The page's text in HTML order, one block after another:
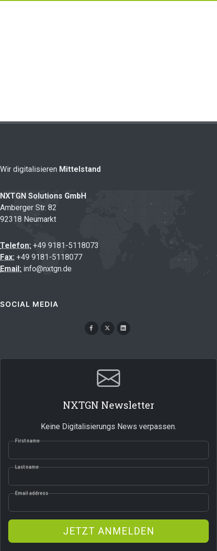
Wir digitalisieren Mittelstand
NXTGN Solutions GmbH
Amberger Str. 82
92318 Neumarkt
Telefon: +49 9181-5118073
Fax: +49 9181-5118077
Email: info@nxtgn.de
SOCIAL MEDIA
NXTGN Newsletter
Keine Digitalisierungs News verpassen.
First name
Last name
Email address
JETZT ANMELDEN